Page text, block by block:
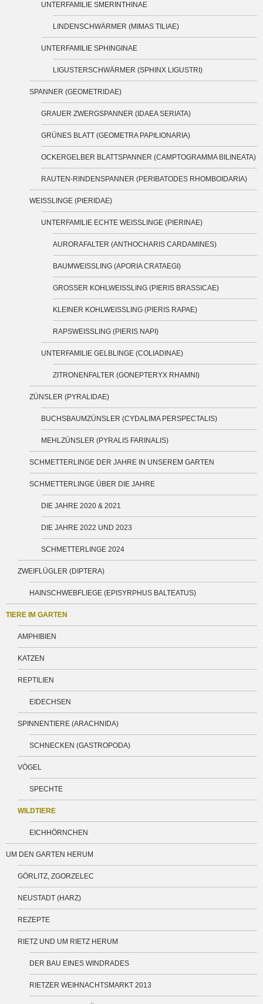
UNTERFAMILIE SMERINTHINAE
LINDENSCHWÄRMER (MIMAS TILIAE)
UNTERFAMILIE SPHINGINAE
LIGUSTERSCHWÄRMER (SPHINX LIGUSTRI)
SPANNER (GEOMETRIDAE)
GRAUER ZWERGSPANNER (IDAEA SERIATA)
GRÜNES BLATT (GEOMETRA PAPILIONARIA)
OCKERGELBER BLATTSPANNER (CAMPTOGRAMMA BILINEATA)
RAUTEN-RINDENSPANNER (PERIBATODES RHOMBOIDARIA)
WEISSLINGE (PIERIDAE)
UNTERFAMILIE ECHTE WEISSLINGE (PIERINAE)
AURORAFALTER (ANTHOCHARIS CARDAMINES)
BAUMWEISSLING (APORIA CRATAEGI)
GROSSER KOHLWEISSLING (PIERIS BRASSICAE)
KLEINER KOHLWEISSLING (PIERIS RAPAE)
RAPSWEISSLING (PIERIS NAPI)
UNTERFAMILIE GELBLINGE (COLIADINAE)
ZITRONENFALTER (GONEPTERYX RHAMNI)
ZÜNSLER (PYRALIDAE)
BUCHSBAUMZÜNSLER (CYDALIMA PERSPECTALIS)
MEHLZÜNSLER (PYRALIS FARINALIS)
SCHMETTERLINGE DER JAHRE IN UNSEREM GARTEN
SCHMETTERLINGE ÜBER DIE JAHRE
DIE JAHRE 2020 & 2021
DIE JAHRE 2022 UND 2023
SCHMETTERLINGE 2024
ZWEIFLÜGLER (DIPTERA)
HAINSCHWEBFLIEGE (EPISYRPHUS BALTEATUS)
TIERE IM GARTEN
AMPHIBIEN
KATZEN
REPTILIEN
EIDECHSEN
SPINNENTIERE (ARACHNIDA)
SCHNECKEN (GASTROPODA)
VÖGEL
SPECHTE
WILDTIERE
EICHHÖRNCHEN
UM DEN GARTEN HERUM
GÖRLITZ, ZGORZELEC
NEUSTADT (HARZ)
REZEPTE
RIETZ UND UM RIETZ HERUM
DER BAU EINES WINDRADES
RIETZER WEIHNACHTSMARKT 2013